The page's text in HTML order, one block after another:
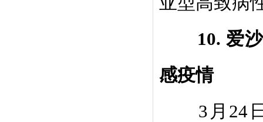
10. 爱
感疫情
3 月 24